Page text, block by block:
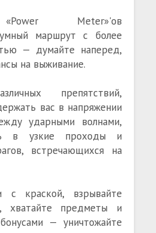
Meter»'ов
маршрут с более
— думайте наперед,
на выживание.
препятствий,
вас в напряжении
ударными волнами,
в узкие проходы и
встречающихся на
с краской, взрывайте
хватайте предметы и
— уничтожайте